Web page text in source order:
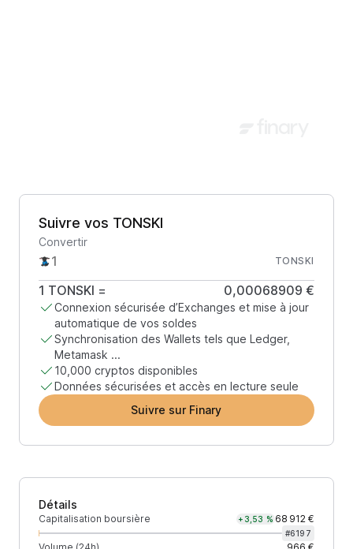
Suivre vos TONSKI
Convertir
TONSKI
1 TONSKI = 0,00068909 €
Connexion sécurisée d’Exchanges et mise à jour
automatique de vos soldes
Synchronisation des Wallets tels que Ledger,
Metamask ...
10,000 cryptos disponibles
Données sécurisées et accès en lecture seule
Suivre sur Finary
Détails
Capitalisation boursière +3,53 % 68 912 €
#6197